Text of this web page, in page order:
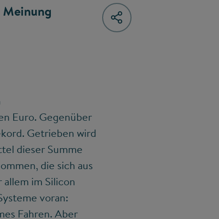
Euro. Gegenüber
Getrieben wird
dieser Summe
die sich aus
im Silicon
voran:
Fahren. Aber